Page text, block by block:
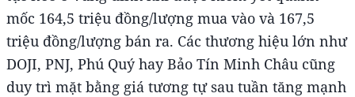
mốc 164,5 triệu đồng/lượng mua vào và 167,5
triệu đồng/lượng bán ra. Các thương hiệu lớn như
DOJI, PNJ, Phú Quý hay Bảo Tín Minh Châu cũng
duy trì mặt bằng giá tương tự sau tuần tăng mạnh